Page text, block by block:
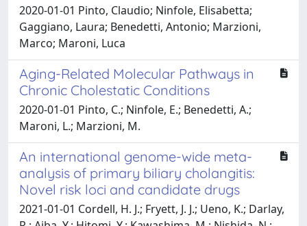
2020-01-01 Pinto, Claudio; Ninfole, Elisabetta;
Gaggiano, Laura; Benedetti, Antonio; Marzioni,
Marco; Maroni, Luca
Aging-Related Molecular Pathways in
Chronic Cholestatic Conditions
2020-01-01 Pinto, C.; Ninfole, E.; Benedetti, A.;
Maroni, L.; Marzioni, M.
An international genome-wide meta-
analysis of primary biliary cholangitis:
Novel risk loci and candidate drugs
2021-01-01 Cordell, H. J.; Fryett, J. J.; Ueno, K.; Darlay,